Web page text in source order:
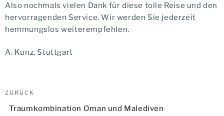
Also nochmals vielen Dank für diese tolle Reise und den
hervorragenden Service. Wir werden Sie jederzeit
hemmungslos weiterempfehlen.
A. Kunz, Stuttgart
Beitragsnavigation
Vorheriger
Beitrag
ZURÜCK
Traumkombination Oman und Malediven